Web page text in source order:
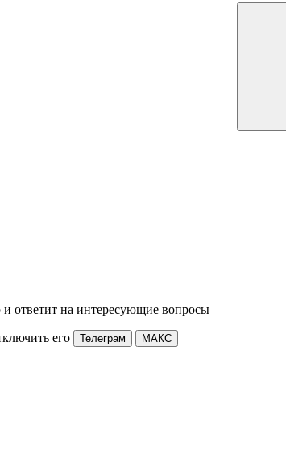
ответит на интересующие вопросы
его Телеграм МАКС